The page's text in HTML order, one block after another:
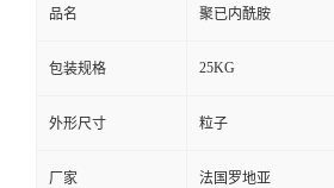
品名 聚已内酰胺
包装规格 25KG
外形尺寸 粒子
厂家 法国罗地亚